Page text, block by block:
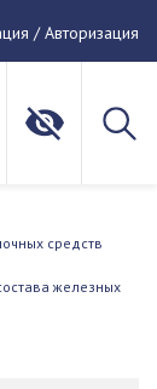
/ Авторизация
средств
железных